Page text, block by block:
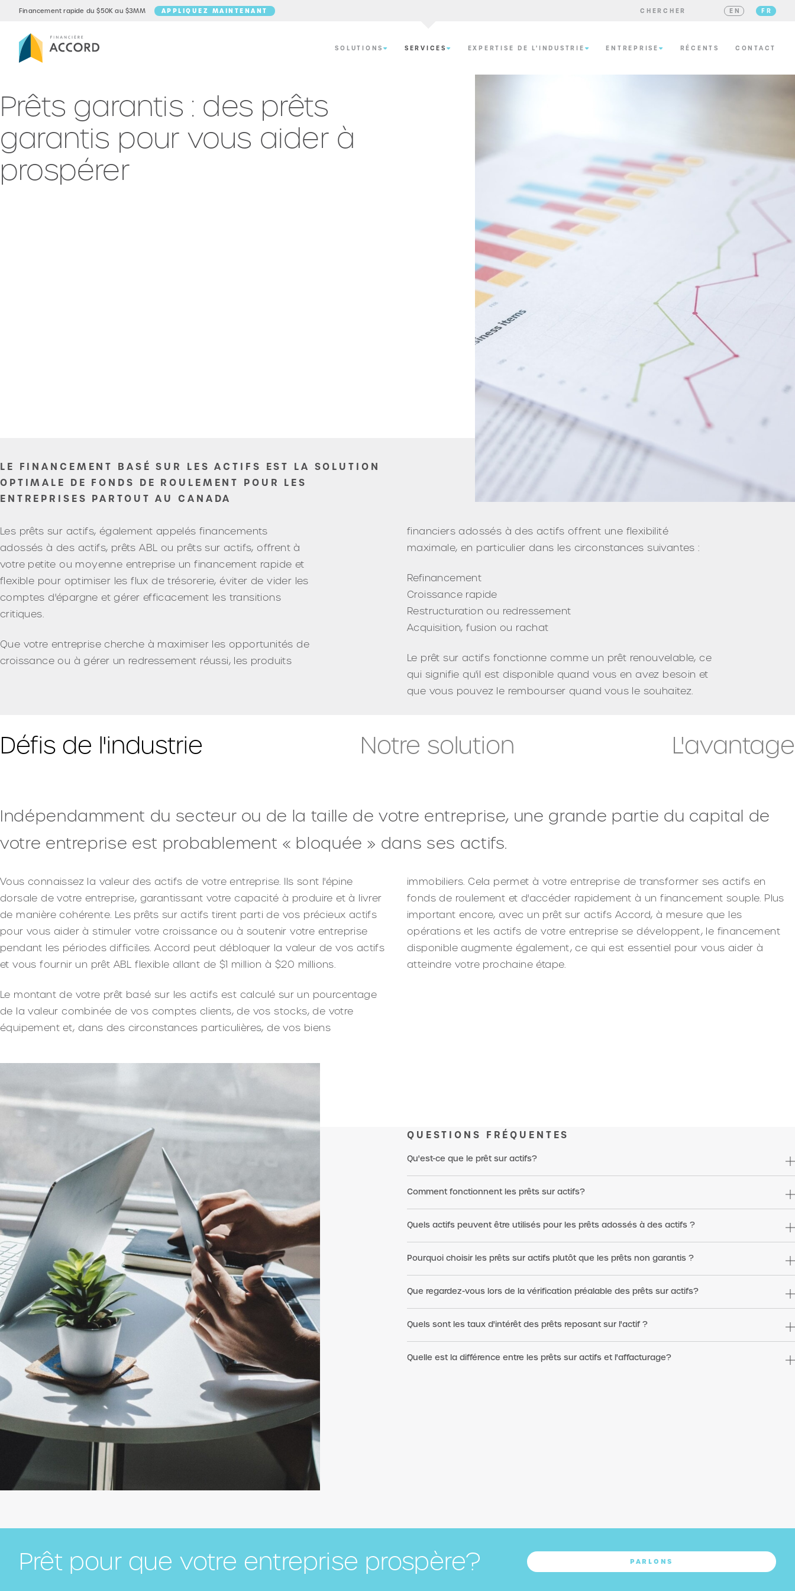
Financement rapide du $50K au $3MM APPLIQUEZ MAINTENANT CHERCHER EN FR
SOLUTIONS SERVICES EXPERTISE DE L'INDUSTRIE ENTREPRISE RÉCENTS CONTACT
Prêts garantis : des prêts
garantis pour vous aider à
prospérer
LE FINANCEMENT BASÉ SUR LES ACTIFS EST LA SOLUTION
OPTIMALE DE FONDS DE ROULEMENT POUR LES
ENTREPRISES PARTOUT AU CANADA
Les prêts sur actifs, également appelés financements
adossés à des actifs, prêts ABL ou prêts sur actifs, offrent à
votre petite ou moyenne entreprise un financement rapide et
flexible pour optimiser les flux de trésorerie, éviter de vider les
comptes d'épargne et gérer efficacement les transitions
critiques.
Que votre entreprise cherche à maximiser les opportunités de
croissance ou à gérer un redressement réussi, les produits
financiers adossés à des actifs offrent une flexibilité
maximale, en particulier dans les circonstances suivantes :
Refinancement
Croissance rapide
Restructuration ou redressement
Acquisition, fusion ou rachat
Le prêt sur actifs fonctionne comme un prêt renouvelable, ce
qui signifie qu'il est disponible quand vous en avez besoin et
que vous pouvez le rembourser quand vous le souhaitez.
Défis de l'industrie Notre solution L'avantage
Indépendamment du secteur ou de la taille de votre entreprise, une grande partie du capital de
votre entreprise est probablement « bloquée » dans ses actifs.
Vous connaissez la valeur des actifs de votre entreprise. Ils sont l'épine
dorsale de votre entreprise, garantissant votre capacité à produire et à livrer
de manière cohérente. Les prêts sur actifs tirent parti de vos précieux actifs
pour vous aider à stimuler votre croissance ou à soutenir votre entreprise
pendant les périodes difficiles. Accord peut débloquer la valeur de vos actifs
et vous fournir un prêt ABL flexible allant de $1 million à $20 millions.
Le montant de votre prêt basé sur les actifs est calculé sur un pourcentage
de la valeur combinée de vos comptes clients, de vos stocks, de votre
équipement et, dans des circonstances particulières, de vos biens
immobiliers. Cela permet à votre entreprise de transformer ses actifs en
fonds de roulement et d'accéder rapidement à un financement souple. Plus
important encore, avec un prêt sur actifs Accord, à mesure que les
opérations et les actifs de votre entreprise se développent, le financement
disponible augmente également, ce qui est essentiel pour vous aider à
atteindre votre prochaine étape.
QUESTIONS FRÉQUENTES
Qu'est-ce que le prêt sur actifs?
Comment fonctionnent les prêts sur actifs?
Quels actifs peuvent être utilisés pour les prêts adossés à des actifs ?
Pourquoi choisir les prêts sur actifs plutôt que les prêts non garantis ?
Que regardez-vous lors de la vérification préalable des prêts sur actifs?
Quels sont les taux d'intérêt des prêts reposant sur l'actif ?
Quelle est la différence entre les prêts sur actifs et l'affacturage?
Prêt pour que votre entreprise prospère? PARLONS